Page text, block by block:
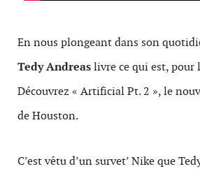
En nous plongeant dans son
Tedy Andreaslivre ce qui est,
Découvrez « Artificial Pt. 2 », le
de Houston.
C’est vêtu d’un survet’ Nike que